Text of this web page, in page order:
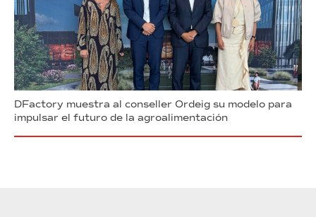
DFactory muestra al conseller Ordeig su modelo para
impulsar el futuro de la agroalimentación